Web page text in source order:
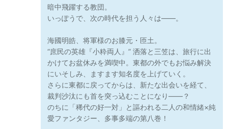
暗中飛躍する教団。
いっぽうで、次の時代を担う人々は――。
海國明皓、将軍様のお膝元・匝土。
“庶民の英雄『小粋両人』” 洒落と三笠は、旅行に出
かけてお盆休みを満喫中。東都の外でもお悩み解決
にいそしみ、ますます知名度を上げていく。
さらに東都に戻ってからは、新たな出会いを経て、
裁判沙汰にも首を突っ込むことになり――？
のちに「稀代の好一対」と謳われる二人の和情緒×純
愛ファンタジー、多事多端の第八巻！